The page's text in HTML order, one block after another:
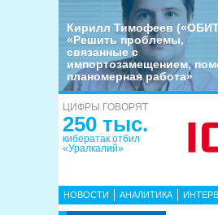
Кирилл Тимофеев
«Решить проблемы,
связанные с
импортозамещением,
планомерная работа»
ЦИФРЫ ГОВОРЯТ
250 тыс.
кибератак отбил
«Уралкалий»
НОВОСТИ АНАЛИТИКА